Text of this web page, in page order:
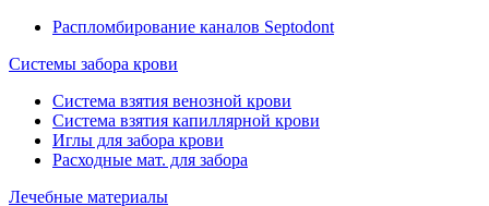
Распломбирование каналов Septodont
Системы забора крови
Система взятия венозной крови
Система взятия капиллярной крови
Иглы для забора крови
Расходные мат. для забора
Лечебные материалы